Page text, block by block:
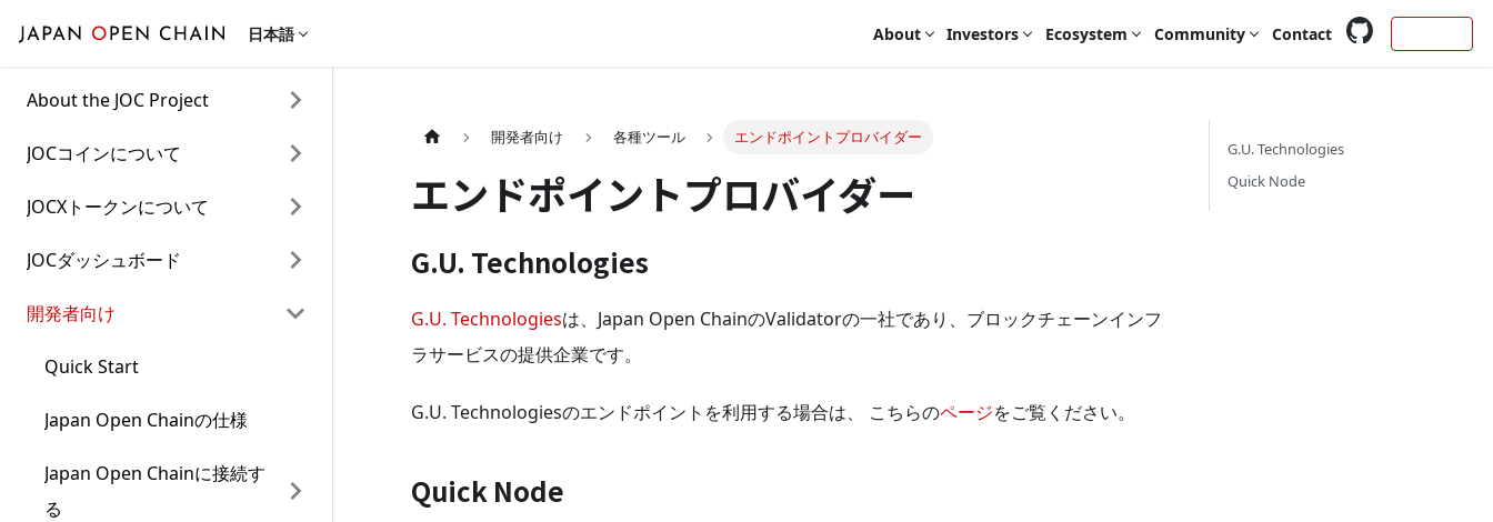
日本語 About Investors Ecosystem Community Contact
About the JOC Project
JOCコインについて
JOCXトークンについて
JOCダッシュボード
開発者向け
Quick Start
Japan Open Chainの仕様
Japan Open Chainに接続す
る
開発者向け 各種ツール エンドポイントプロバイダー
エンドポイントプロバイダー
G.U. Technologies
G.U. Technologiesは、Japan Open ChainのValidatorの一社であり、ブロックチェーンインフ
ラサービスの提供企業です。
G.U. Technologiesのエンドポイントを利用する場合は、 こちらのページをご覧ください。
Quick Node
G.U. Technologies
Quick Node